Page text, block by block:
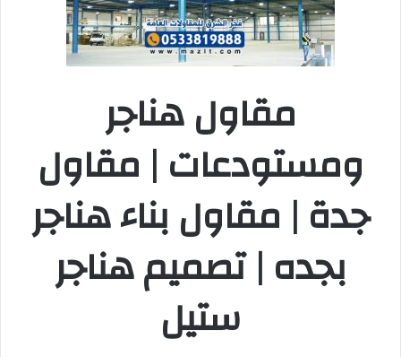
مقاول هناجر
ومستودعات | مقاول
جدة | مقاول بناء هناجر
بجده | تصميم هناجر
ستيل